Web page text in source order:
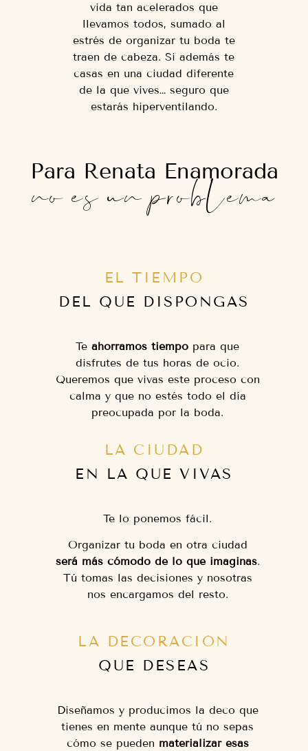
vida tan acelerados que
llevamos todos, sumado al
estrés de organizar tu boda te
traen de cabeza. Si además te
casas en una ciudad diferente
de la que vives… seguro que
estarás hiperventilando.
Para Renata Enamorada
no es un problema
EL TIEMPO
DEL QUE DISPONGAS
Te ahorramos tiempo para que
disfrutes de tus horas de ocio.
Queremos que vivas este proceso con
calma y que no estés todo el día
preocupada por la boda.
LA CIUDAD
EN LA QUE VIVAS
Te lo ponemos fácil.
Organizar tu boda en otra ciudad
será más cómodo de lo que imaginas.
Tú tomas las decisiones y nosotras
nos encargamos del resto.
LA DECORACIÓN
QUE DESEAS
Diseñamos y producimos la deco que
tienes en mente aunque tú no sepas
cómo se pueden materializar esas